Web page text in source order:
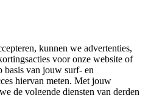
kunnen we advertenties,
voor onze website of
basis van jouw surf- en
hiervan meten. Met jouw
de volgende diensten van derden